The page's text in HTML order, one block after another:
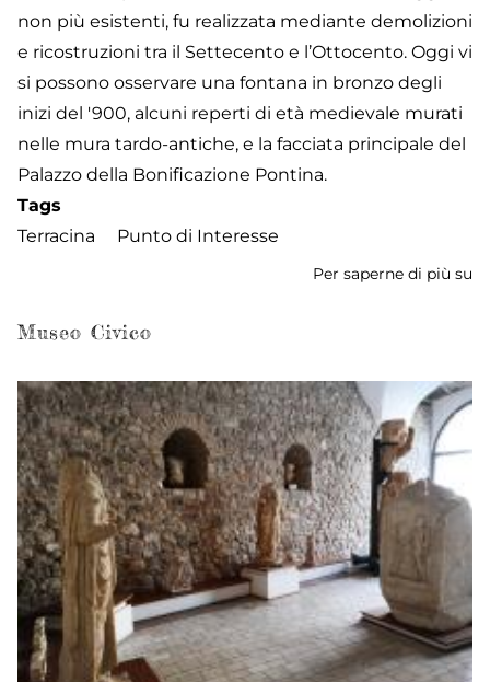
non più esistenti, fu realizzata mediante demolizioni
e ricostruzioni tra il Settecento e l’Ottocento. Oggi vi
si possono osservare una fontana in bronzo degli
inizi del '900, alcuni reperti di età medievale murati
nelle mura tardo-antiche, e la facciata principale del
Palazzo della Bonificazione Pontina.
Tags
Terracina
Punto di Interesse
Per saperne di più su
Museo Civico